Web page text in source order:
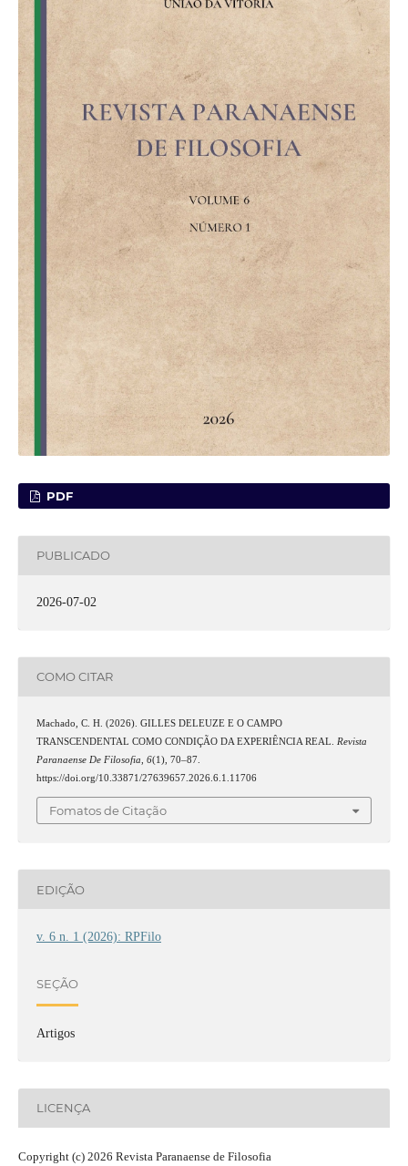
PDF
PUBLICADO
2026-07-02
COMO CITAR
Machado, C. H. (2026). GILLES DELEUZE E O CAMPO
TRANSCENDENTAL COMO CONDIÇÃO DA EXPERIÊNCIA REAL. Revista
Paranaense De Filosofia
6(1), 70–87.
https://doi.org/10.33871/27639657.2026.6.1.11706
Fomatos de Citação
EDIÇÃO
v. 6 n. 1 (2026): RPFilo
SEÇÃO
Artigos
LICENÇA
Copyright (c) 2026 Revista Paranaense de Filosofia